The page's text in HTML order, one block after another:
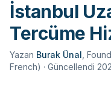
İstanbul
Tercüme
Yazan Burak Ünal
French) · Güncellendi